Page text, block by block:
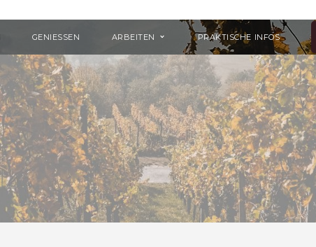
GENIESSEN ARBEITEN PRAKTISCHE INFOS